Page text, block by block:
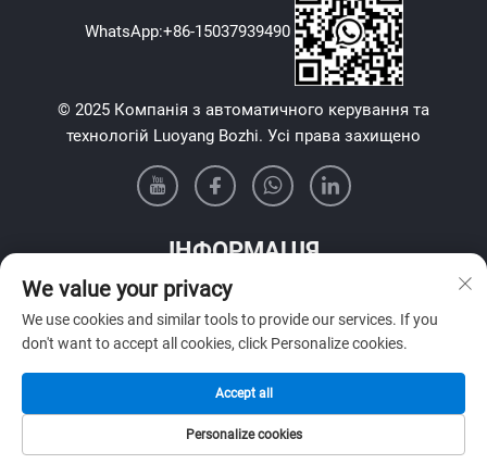
WhatsApp:+86-15037939490
© 2025 Компанія з автоматичного керування та
технологій Luoyang Bozhi. Усі права захищено
ІНФОРМАЦІЯ
Підпишіться, щоб отримувати нашу щотижневу розсилку
Надіслати
We value your privacy
We use cookies and similar tools to provide our services. If you
don't want to accept all cookies, click Personalize cookies.
Personalize cookies
Accept all